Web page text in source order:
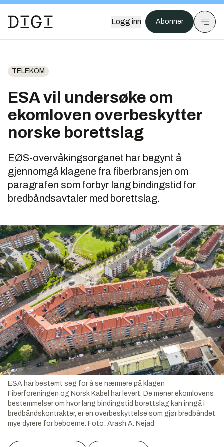
Logg inn Abonner
TELEKOM
ESA vil undersøke om
ekomloven overbeskytter
norske borettslag
EØS-overvåkingsorganet har begynt å
gjennomgå klagene fra fiberbransjen om
paragrafen som forbyr lang bindingstid for
bredbåndsavtaler med borettslag.
ESA har bestemt seg for å se nærmere på klagen
Fiberforeningen og Norsk Kabel har levert. De mener ekomlovens
bestemmelser om hvor lang bindingstid borettslag kan inngå i
bredbåndskontrakter, er en overbeskyttelse som gjør bredbåndet
mye dyrere for beboerne. Foto: Arash A. Nejad